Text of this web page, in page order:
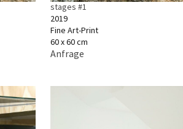
stages #1
2019
Fine Art-Print
60 x 60 cm
Anfrage